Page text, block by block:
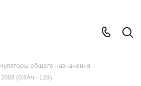
общего назначения -
(0.8Ач - 12В)